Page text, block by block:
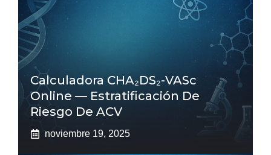
Calculadora CHA₂DS₂-VASc
Online — Estratificación De
Riesgo De ACV
noviembre 19, 2025